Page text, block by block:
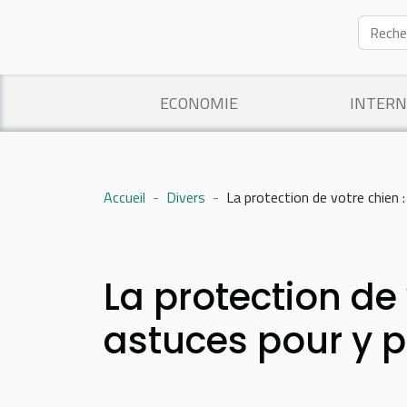
ECONOMIE
Accueil Divers La protection de votre chien
La protection
astuces pour y